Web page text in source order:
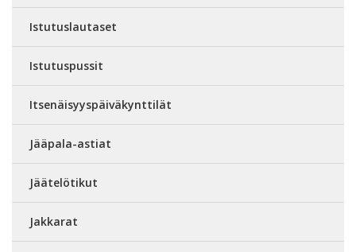
Istutuslautaset
Istutuspussit
Itsenäisyyspäiväkynttilät
Jääpala-astiat
Jäätelötikut
Jakkarat